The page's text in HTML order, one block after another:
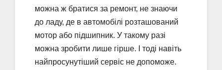
можна ж братися за ремонт, не знаючи
до ладу, де в автомобілі розташований
мотор або підшипник. У такому разі
можна зробити лише гірше. І тоді навіть
найпросунутіший сервіс не допоможе.